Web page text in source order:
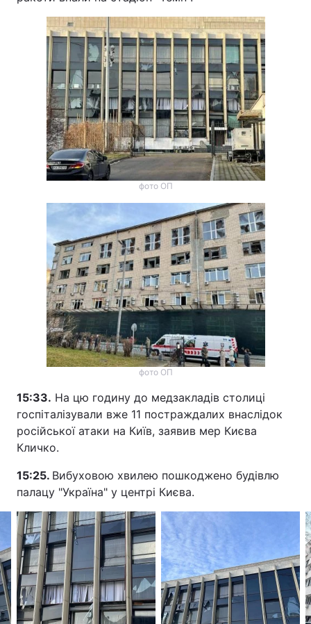
фото ОП
фото ОП
15:33. На цю годину до медзакладів столиці
госпіталізували вже 11 постраждалих внаслідок
російської атаки на Київ, заявив мер Києва
Кличко.
15:25. Вибуховою хвилею пошкоджено будівлю
палацу "Україна" у центрі Києва.